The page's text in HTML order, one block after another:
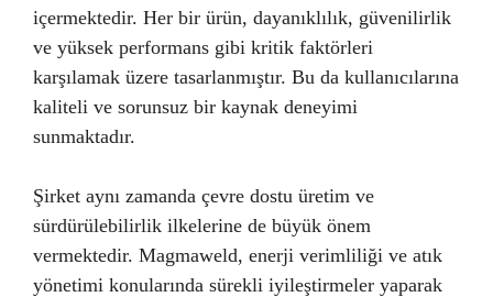
içermektedir. Her bir ürün, dayanıklılık, güvenilirlik
ve yüksek performans gibi kritik faktörleri
karşılamak üzere tasarlanmıştır. Bu da kullanıcılarına
kaliteli ve sorunsuz bir kaynak deneyimi
sunmaktadır.
Şirket aynı zamanda çevre dostu üretim ve
sürdürülebilirlik ilkelerine de büyük önem
vermektedir. Magmaweld, enerji verimliliği ve atık
yönetimi konularında sürekli iyileştirmeler yaparak